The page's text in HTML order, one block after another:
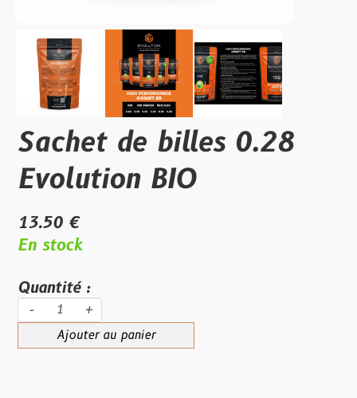
Sachet de billes 0.28
Evolution BIO
13.50 €
En stock
Quantité :
- +
Ajouter au panier